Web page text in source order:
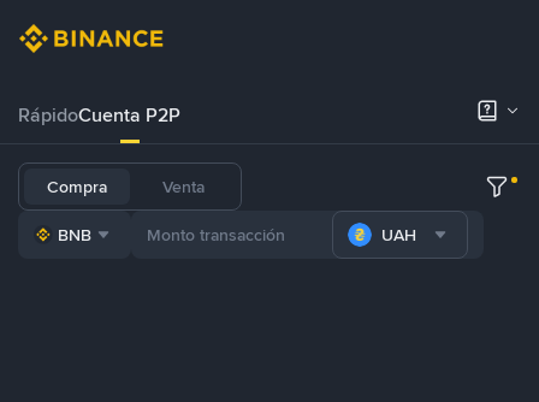
RápidoCuenta P2P
Compra Venta
BNB UAH